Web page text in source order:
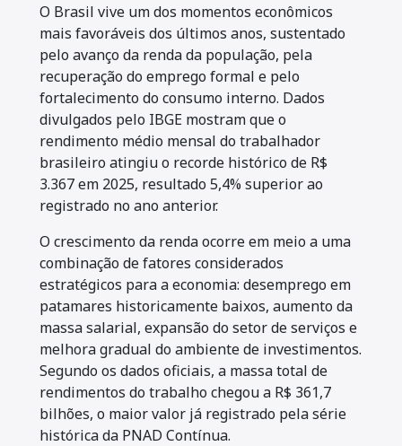
O Brasil vive um dos momentos econômicos
mais favoráveis dos últimos anos, sustentado
pelo avanço da renda da população, pela
recuperação do emprego formal e pelo
fortalecimento do consumo interno. Dados
divulgados pelo IBGE mostram que o
rendimento médio mensal do trabalhador
brasileiro atingiu o recorde histórico de R$
3.367 em 2025, resultado 5,4% superior ao
registrado no ano anterior.
O crescimento da renda ocorre em meio a uma
combinação de fatores considerados
estratégicos para a economia: desemprego em
patamares historicamente baixos, aumento da
massa salarial, expansão do setor de serviços e
melhora gradual do ambiente de investimentos.
Segundo os dados oficiais, a massa total de
rendimentos do trabalho chegou a R$ 361,7
bilhões, o maior valor já registrado pela série
histórica da PNAD Contínua.